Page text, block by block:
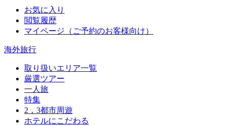
お気に入り
閲覧履歴
マイページ （ご予約のお客様向け）
海外旅行
取り扱いエリア一覧
厳選ツアー
一人旅
特集
2，3都市周遊
ホテルにこだわる